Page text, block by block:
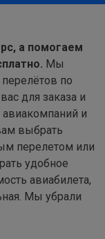
а помогаем
Мы
по
для заказа и
и
выбрать
перелетом или
удобное
авиабилета,
Мы убрали